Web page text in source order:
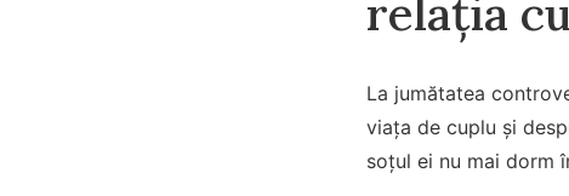
relația
La jumătatea
viața de cuplu și
soțul ei nu mai dorm